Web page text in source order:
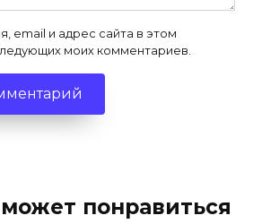
email и адрес сайта в этом
моих комментариев.
понравиться